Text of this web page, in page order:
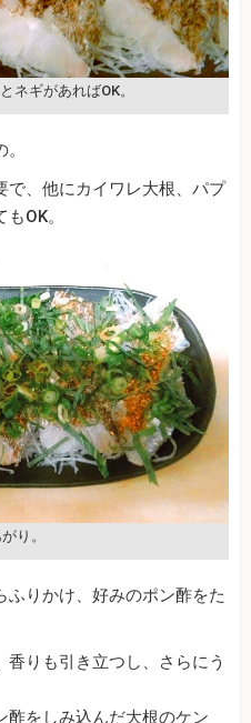
ネギがあればOK。
で、他にカイワレ大根、パプ
OK。
り。
りかけ、好みのポン酢をた
りも引き立つし、さらにう
酢をしみ込んだ大根のケン